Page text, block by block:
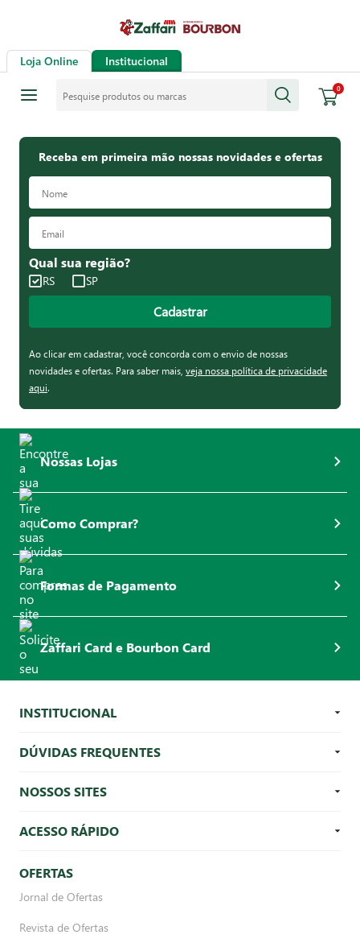
Loja Online Institucional
0
Receba em primeira mão nossas novidades e ofertas
Qual sua região?
RS SP
Cadastrar
Ao clicar em cadastrar, você concorda com o envio de nossas
novidades e ofertas. Para saber mais, veja nossa política de privacidade
aqui.
Nossas Lojas
Como Comprar?
Formas de Pagamento
Zaffari Card e Bourbon Card
INSTITUCIONAL
DÚVIDAS FREQUENTES
NOSSOS SITES
ACESSO RÁPIDO
OFERTAS
Jornal de Ofertas
Revista de Ofertas